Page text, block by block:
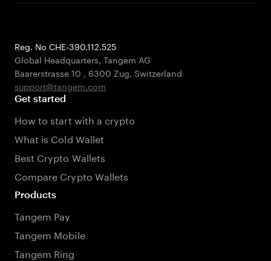
Reg. No CHE-390.112.525
Global Headquarters, Tangem AG
Baarerstrasse 10 , 6300 Zug, Switzerland
support@tangem.com
Get started
How to start with a crypto
What is Cold Wallet
Best Crypto Wallets
Compare Crypto Wallets
Products
Tangem Pay
Tangem Mobile
Tangem Ring